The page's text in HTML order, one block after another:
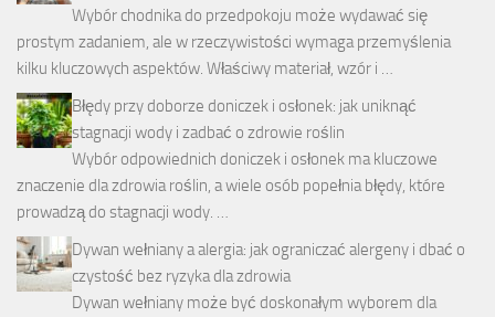
Wybór chodnika do przedpokoju może wydawać się
prostym zadaniem, ale w rzeczywistości wymaga przemyślenia
kilku kluczowych aspektów. Właściwy materiał, wzór i …
Błędy przy doborze doniczek i osłonek: jak uniknąć
stagnacji wody i zadbać o zdrowie roślin
Wybór odpowiednich doniczek i osłonek ma kluczowe
znaczenie dla zdrowia roślin, a wiele osób popełnia błędy, które
prowadzą do stagnacji wody. …
Dywan wełniany a alergia: jak ograniczać alergeny i dbać o
czystość bez ryzyka dla zdrowia
Dywan wełniany może być doskonałym wyborem dla